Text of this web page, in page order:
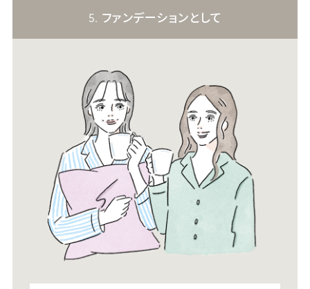
5. ファンデーションとして